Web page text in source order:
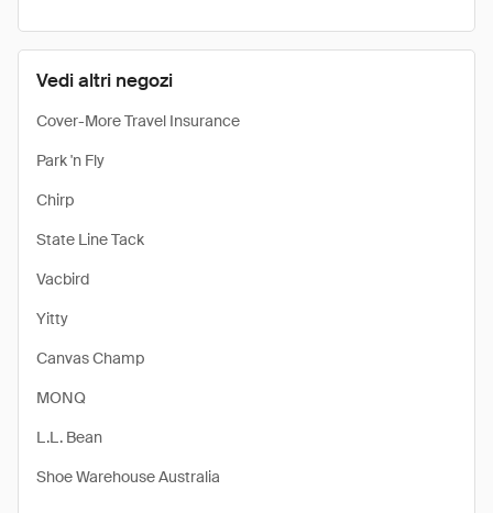
Vedi altri negozi
Cover-More Travel Insurance
Park 'n Fly
Chirp
State Line Tack
Vacbird
Yitty
Canvas Champ
MONQ
L.L. Bean
Shoe Warehouse Australia